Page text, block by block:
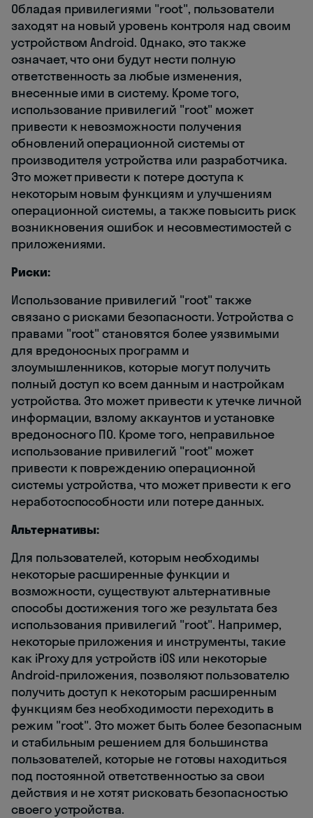
Обладая привилегиями "root", пользователи
заходят на новый уровень контроля над своим
устройством Android. Однако, это также
означает, что они будут нести полную
ответственность за любые изменения,
внесенные ими в систему. Кроме того,
использование привилегий "root" может
привести к невозможности получения
обновлений операционной системы от
производителя устройства или разработчика.
Это может привести к потере доступа к
некоторым новым функциям и улучшениям
операционной системы, а также повысить риск
возникновения ошибок и несовместимостей с
приложениями.
Риски:
Использование привилегий "root" также
связано с рисками безопасности. Устройства с
правами "root" становятся более уязвимыми
для вредоносных программ и
злоумышленников, которые могут получить
полный доступ ко всем данным и настройкам
устройства. Это может привести к утечке личной
информации, взлому аккаунтов и установке
вредоносного ПО. Кроме того, неправильное
использование привилегий "root" может
привести к повреждению операционной
системы устройства, что может привести к его
неработоспособности или потере данных.
Альтернативы:
Для пользователей, которым необходимы
некоторые расширенные функции и
возможности, существуют альтернативные
способы достижения того же результата без
использования привилегий "root". Например,
некоторые приложения и инструменты, такие
как iProxy для устройств iOS или некоторые
Android-приложения, позволяют пользователю
получить доступ к некоторым расширенным
функциям без необходимости переходить в
режим "root". Это может быть более безопасным
и стабильным решением для большинства
пользователей, которые не готовы находиться
под постоянной ответственностью за свои
действия и не хотят рисковать безопасностью
своего устройства.